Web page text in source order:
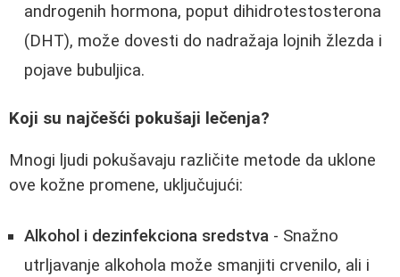
androgenih hormona, poput dihidrotestosterona
(DHT), može dovesti do nadražaja lojnih žlezda i
pojave bubuljica.
Koji su najčešći pokušaji lečenja?
Mnogi ljudi pokušavaju različite metode da uklone
ove kožne promene, uključujući:
Alkohol i dezinfekciona sredstva - Snažno
utrljavanje alkohola može smanjiti crvenilo, ali i